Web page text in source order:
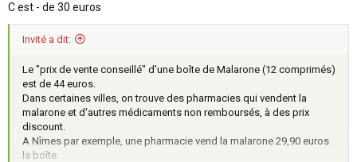
C est - de 30 euros
Invité a dit:
Le "prix de vente conseillé" d'une boîte de Malarone (12 comprimés)
est de 44 euros.
Dans certaines villes, on trouve des pharmacies qui vendent la
malarone et d'autres médicaments non remboursés, à des prix
discount.
A Nîmes par exemple, une pharmacie vend la malarone 29,90 euros
la boîte.